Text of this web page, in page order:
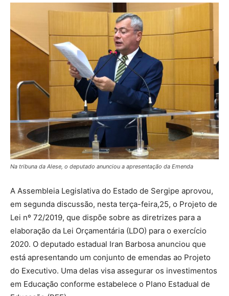
Na tribuna da Alese, o deputado anunciou a apresentação da Emenda
A Assembleia Legislativa do Estado de Sergipe aprovou,
em segunda discussão, nesta terça-feira,25, o Projeto de
Lei nº 72/2019, que dispõe sobre as diretrizes para a
elaboração da Lei Orçamentária (LDO) para o exercício
2020. O deputado estadual Iran Barbosa anunciou que
está apresentando um conjunto de emendas ao Projeto
do Executivo. Uma delas visa assegurar os investimentos
em Educação conforme estabelece o Plano Estadual de